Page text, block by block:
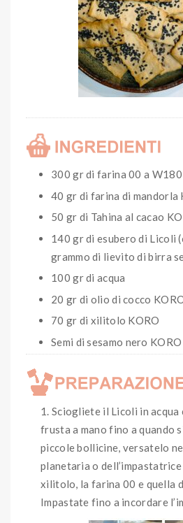
300 gr di farina 00 a W180
40 gr di farina di mandorla
50 gr di Tahina al cacao
140 gr di esubero di Licoli
grammo di lievito di birra
100 gr di acqua
20 gr di olio di cocco
70 gr di xilitolo KORO
Semi di sesamo nero KORO
Sciogliete il Licoli in acqua
frusta a mano fino a quando
piccole bollicine, versatelo
planetaria o
xilitolo, la farina 00 e quella
Impastate fino a incordare